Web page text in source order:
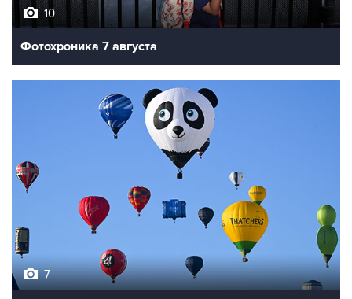
10
Фотохроника 7 августа
7